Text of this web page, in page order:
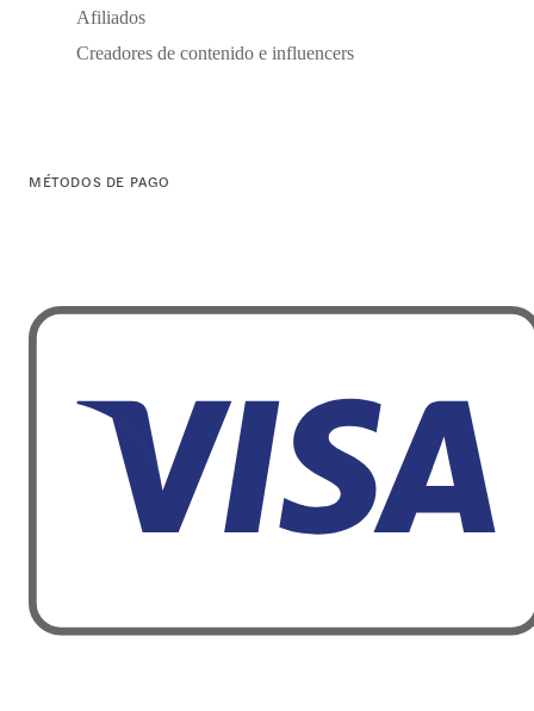
Afiliados
Creadores de contenido e influencers
MÉTODOS DE PAGO